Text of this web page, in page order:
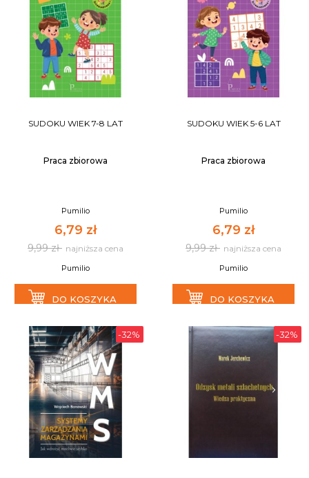
SUDOKU WIEK 7-8 LAT
Praca zbiorowa
Pumilio
6,79 zł
9,99 zł najniższa cena
Pumilio
DO KOSZYKA
SUDOKU WIEK 5-6 LAT
Praca zbiorowa
Pumilio
6,79 zł
9,99 zł najniższa cena
Pumilio
DO KOSZYKA
-32% -32%